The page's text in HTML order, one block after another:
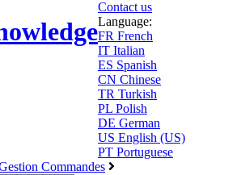
Contact us
Language:
FR French
IT Italian
ES Spanish
CN Chinese
TR Turkish
PL Polish
DE German
US English (US)
PT Portuguese
Commandes